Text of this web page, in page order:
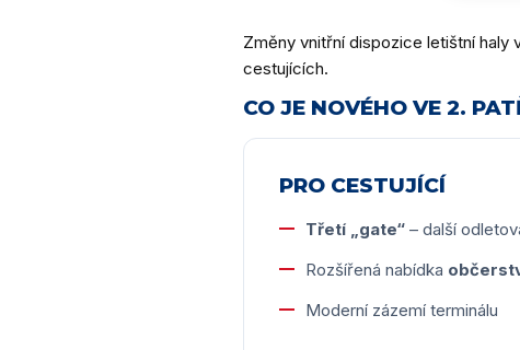
Změny vnitřní dispozice letištní
cestujících.
CO JE NOVÉHO VE 2.
PRO CESTUJÍCÍ
Třetí „gate“– další
Rozšířená nabídka
Moderní zázemí terminálu